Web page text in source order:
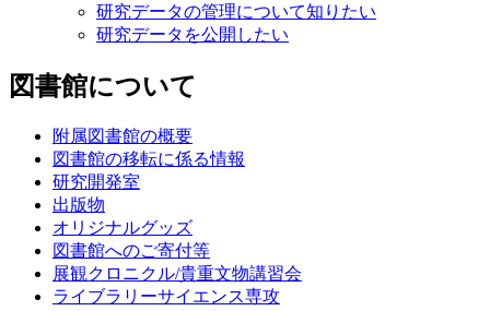
研究データの管理について知りたい
研究データを公開したい
図書館について
附属図書館の概要
図書館の移転に係る情報
研究開発室
出版物
オリジナルグッズ
図書館へのご寄付等
展観クロニクル/貴重文物講習会
ライブラリーサイエンス専攻